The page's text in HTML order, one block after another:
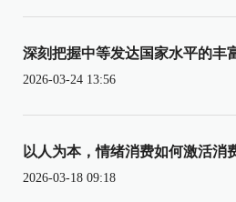
深刻把握中等发达国家水平的丰
2026-03-24 13:56
以人为本，情绪消费如何激活消
2026-03-18 09:18